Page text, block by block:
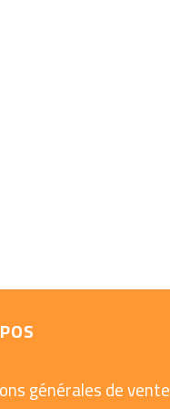
générales de vente